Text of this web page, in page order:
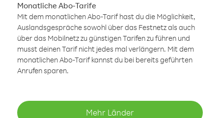
Monatliche Abo-Tarife
Mit dem monatlichen Abo-Tarif hast du die Möglichkeit,
Auslandsgespräche sowohl über das Festnetz als auch
über das Mobilnetz zu günstigen Tarifen zu führen und
musst deinen Tarif nicht jedes mal verlängern. Mit dem
monatlichen Abo-Tarif kannst du bei bereits geführten
Anrufen sparen.
Mehr Länder